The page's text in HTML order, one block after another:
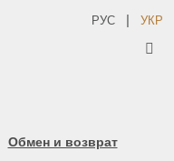
Обмен и возврат
РУС | УКР